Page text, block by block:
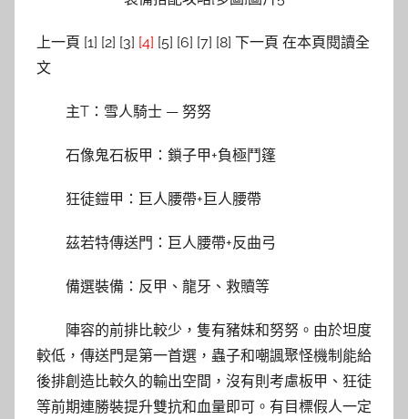
上一頁 [1] [2] [3] [4] [5] [6] [7] [8] 下一頁 在本頁閱讀全
文
主T：雪人騎士 — 努努
石像鬼石板甲：鎖子甲+負極鬥篷
狂徒鎧甲：巨人腰帶+巨人腰帶
茲若特傳送門：巨人腰帶+反曲弓
備選裝備：反甲、龍牙、救贖等
陣容的前排比較少，隻有豬妹和努努。由於坦度
較低，傳送門是第一首選，蟲子和嘲諷聚怪機制能給
後排創造比較久的輸出空間，沒有則考慮板甲、狂徒
等前期連勝裝提升雙抗和血量即可。有目標假人一定